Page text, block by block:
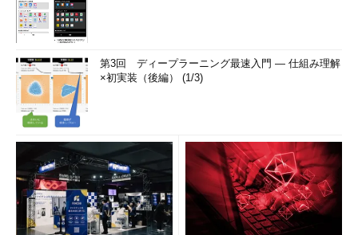
第3回 ディープラーニング最速入門 ― 仕組み理解
×初実装（後編） (1/3)